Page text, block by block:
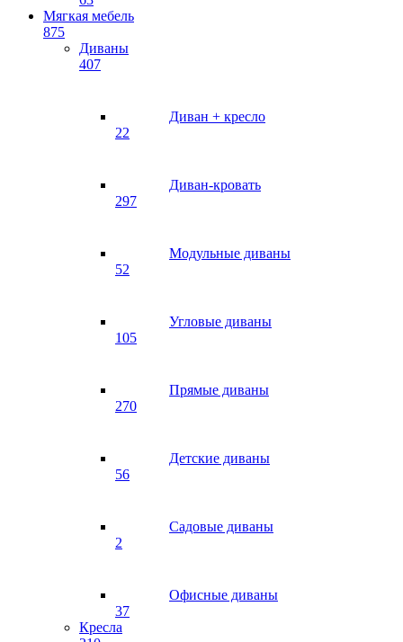
Мягкая мебель
875
Диваны
407
Диван + кресло
22
Диван-кровать
297
Модульные диваны
52
Угловые диваны
105
Прямые диваны
270
Детские диваны
56
Садовые диваны
2
Офисные диваны
37
Кресла